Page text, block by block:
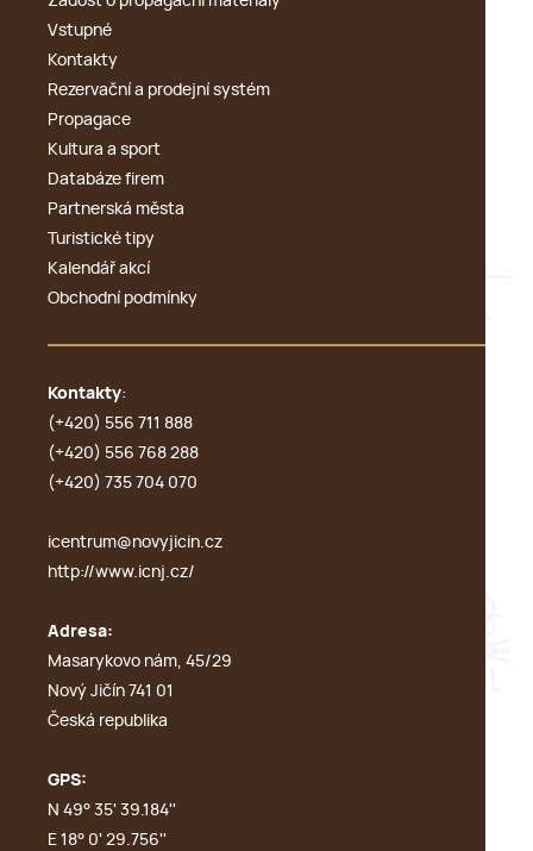
Vstupné
Kontakty
Rezervační a prodejní systém
Propagace
Kultura a sport
Databáze firem
Partnerská města
Turistické tipy
Kalendář akcí
Obchodní podmínky
Kontakty:
(+420) 556 711 888
(+420) 556 768 288
(+420) 735 704 070
icentrum@novyjicin.cz
http://www.icnj.cz/
Adresa:
Masarykovo nám, 45/29
Nový Jičín 741 01
Česká republika
GPS:
N 49° 35' 39.184''
E 18° 0' 29.756''